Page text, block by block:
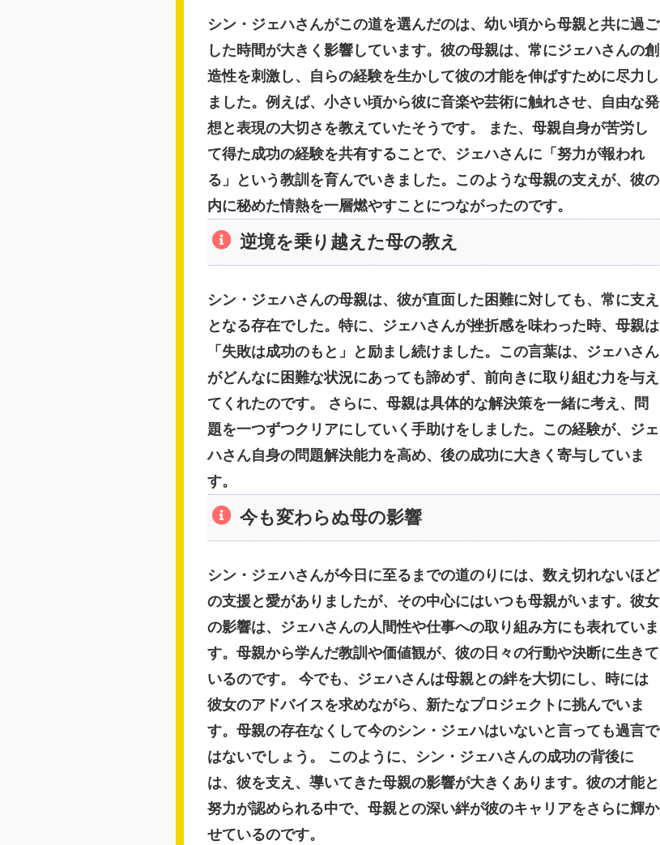
シン・ジェハさんがこの道を選んだのは、幼い頃から母親と共に過ご
した時間が大きく影響しています。彼の母親は、常にジェハさんの創
造性を刺激し、自らの経験を生かして彼の才能を伸ばすために尽力し
ました。例えば、小さい頃から彼に音楽や芸術に触れさせ、自由な発
想と表現の大切さを教えていたそうです。 また、母親自身が苦労し
て得た成功の経験を共有することで、ジェハさんに「努力が報われ
る」という教訓を育んでいきました。このような母親の支えが、彼の
内に秘めた情熱を一層燃やすことにつながったのです。
逆境を乗り越えた母の教え
シン・ジェハさんの母親は、彼が直面した困難に対しても、常に支え
となる存在でした。特に、ジェハさんが挫折感を味わった時、母親は
「失敗は成功のもと」と励まし続けました。この言葉は、ジェハさん
がどんなに困難な状況にあっても諦めず、前向きに取り組む力を与え
てくれたのです。 さらに、母親は具体的な解決策を一緒に考え、問
題を一つずつクリアにしていく手助けをしました。この経験が、ジェ
ハさん自身の問題解決能力を高め、後の成功に大きく寄与していま
す。
今も変わらぬ母の影響
シン・ジェハさんが今日に至るまでの道のりには、数え切れないほど
の支援と愛がありましたが、その中心にはいつも母親がいます。彼女
の影響は、ジェハさんの人間性や仕事への取り組み方にも表れていま
す。母親から学んだ教訓や価値観が、彼の日々の行動や決断に生きて
いるのです。 今でも、ジェハさんは母親との絆を大切にし、時には
彼女のアドバイスを求めながら、新たなプロジェクトに挑んでいま
す。母親の存在なくして今のシン・ジェハはいないと言っても過言で
はないでしょう。 このように、シン・ジェハさんの成功の背後に
は、彼を支え、導いてきた母親の影響が大きくあります。彼の才能と
努力が認められる中で、母親との深い絆が彼のキャリアをさらに輝か
せているのです。